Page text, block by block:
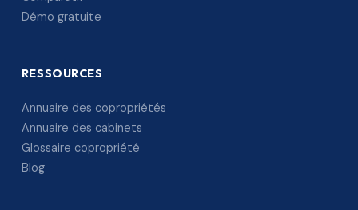
Démo gratuite
RESSOURCES
Annuaire des copropriétés
Annuaire des cabinets
Glossaire copropriété
Blog